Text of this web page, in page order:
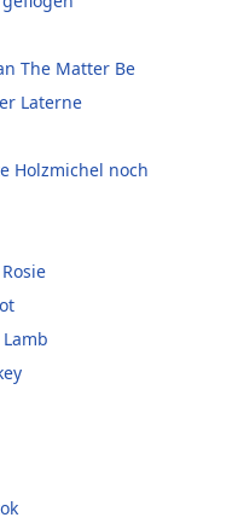
The Matter Be
Laterne
Holzmichel noch